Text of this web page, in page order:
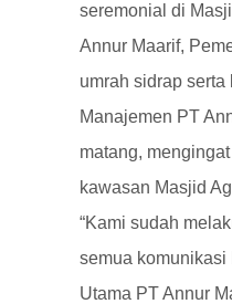
seremonial di
Annur Maarif,
umrah sidrap
Manajemen PT
matang,
kawasan Masjid
“Kami sudah
semua komunikasi
Utama PT Annur